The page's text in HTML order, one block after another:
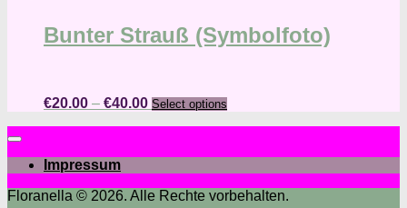
Bunter Strauß (Symbolfoto)
€20.00 – €40.00 Select options
Impressum
Floranella © 2026. Alle Rechte vorbehalten.